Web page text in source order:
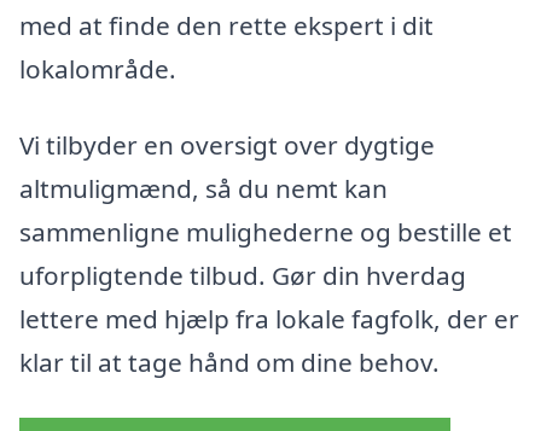
med at finde den rette ekspert i dit
lokalområde.
Vi tilbyder en oversigt over dygtige
altmuligmænd, så du nemt kan
sammenligne mulighederne og bestille et
uforpligtende tilbud. Gør din hverdag
lettere med hjælp fra lokale fagfolk, der er
klar til at tage hånd om dine behov.